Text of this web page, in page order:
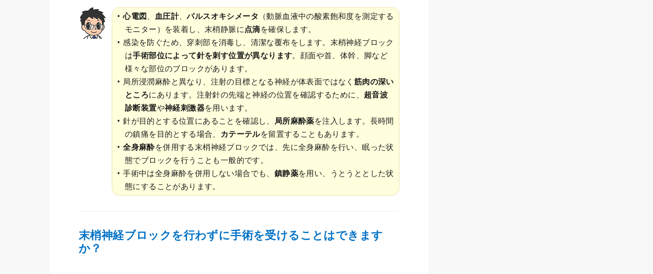
心電図、 血圧計、パルスオキシメータ （動脈血液中の酸素飽和度を測定する
モニター）を装着し、末梢静脈に点滴を確保します。
感染を防ぐため、穿刺部を消毒し、清潔な覆布をします。末梢神経ブロック
は手術部位によって針を刺す位置が異なります。顔面や首、体幹、脚など
様々な部位のブロックがあります。
局所浸潤麻酔と異なり、注射の目標となる神経が体表面ではなく 筋肉の深い
ところにあります。注射針の先端と神経の位置を確認するために、 超音波
診断装置や神経刺激器を用います。
針が目的とする位置にあることを確認し、 局所麻酔薬を注入します。長時間
の鎮痛を目的とする場合、 カテーテルを留置することもあります。
全身麻酔を併用する末梢神経ブロックでは、先に全身麻酔を行い、眠った状
態でブロックを行うことも一般的です。
手術中は全身麻酔を併用しない場合でも、 鎮静薬を用い、うとうととした状
態にすることがあります。
末梢神経ブロックを行わずに手術を受けることはできます
か？